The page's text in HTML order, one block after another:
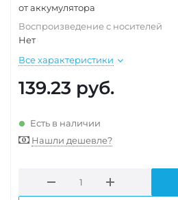
от аккумулятора
Воспроизведение с носителей
Нет
Все характеристики
139.23 руб.
Есть в наличии
Нашли дешевле?